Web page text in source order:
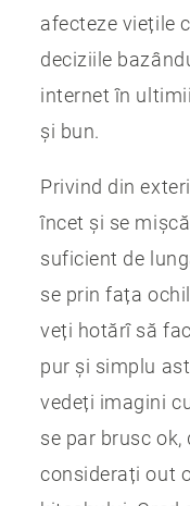
afecteze viețile
deciziile
internet în
și bun.
Privind din
încet și se
suficient de
se prin fața
veți hotărî să
pur și simplu
vedeți imagini
se par brusc ok,
considerați out